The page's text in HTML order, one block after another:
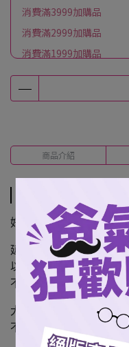
消費滿3999加購品
消費滿2999加購品
消費滿1999加購品
商品介紹
好評不斷，再次回歸。
延續人氣熱賣款式，
以加大尺寸設計與柔軟
不論是應援使用，或日
大面積圖像呈現，細節清
不只是毛巾，更是兼具